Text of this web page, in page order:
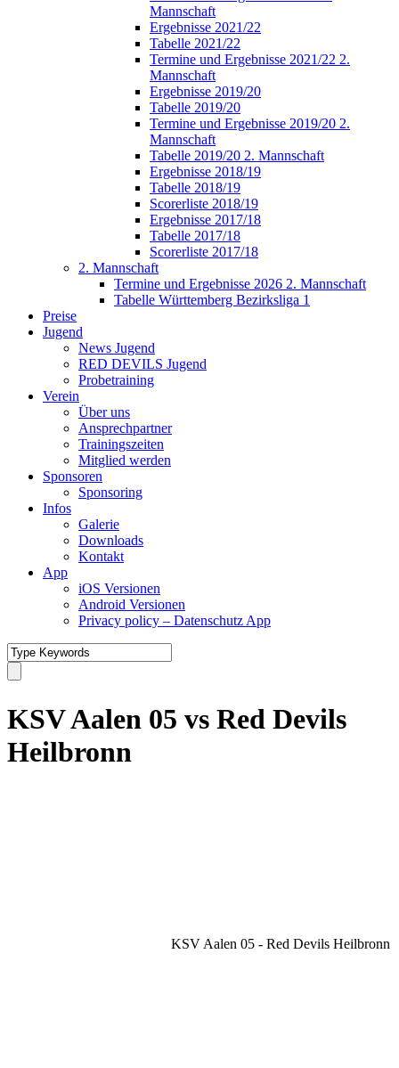
Mannschaft
Ergebnisse 2021/22
Tabelle 2021/22
Termine und Ergebnisse 2021/22 2.
Mannschaft
Ergebnisse 2019/20
Tabelle 2019/20
Termine und Ergebnisse 2019/20 2.
Mannschaft
Tabelle 2019/20 2. Mannschaft
Ergebnisse 2018/19
Tabelle 2018/19
Scorerliste 2018/19
Ergebnisse 2017/18
Tabelle 2017/18
Scorerliste 2017/18
2. Mannschaft
Termine und Ergebnisse 2026 2. Mannschaft
Tabelle Württemberg Bezirksliga 1
Preise
Jugend
News Jugend
RED DEVILS Jugend
Probetraining
Verein
Über uns
Ansprechpartner
Trainingszeiten
Mitglied werden
Sponsoren
Sponsoring
Infos
Galerie
Downloads
Kontakt
App
iOS Versionen
Android Versionen
Privacy policy – Datenschutz App
KSV Aalen 05 vs Red Devils
Heilbronn
KSV Aalen 05 - Red Devils Heilbronn